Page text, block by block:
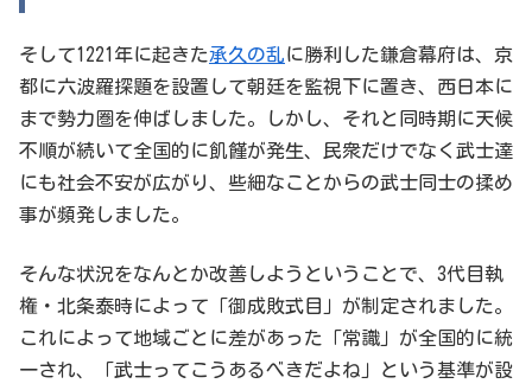
そして1221年に起きた承久の乱に勝利した鎌倉幕府は、京
都に六波羅探題を設置して朝廷を監視下に置き、西日本に
まで勢力圏を伸ばしました。しかし、それと同時期に天候
不順が続いて全国的に飢饉が発生、民衆だけでなく武士達
にも社会不安が広がり、些細なことからの武士同士の揉め
事が頻発しました。
そんな状況をなんとか改善しようということで、3代目執
権・北条泰時によって「御成敗式目」が制定されました。
これによって地域ごとに差があった「常識」が全国的に統
一され、「武士ってこうあるべきだよね」という基準が設